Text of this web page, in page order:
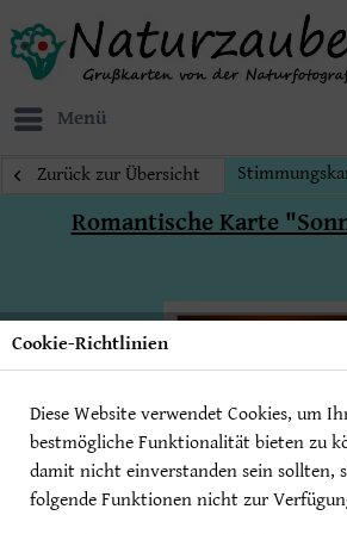
Menü
Zurück zur Übersicht
Romantische Karte
Cookie-Richtlinien
Diese Website verwendet Cookies, um
bestmögliche Funktionalität bieten zu
damit nicht einverstanden sein sollten,
folgende Funktionen nicht zur